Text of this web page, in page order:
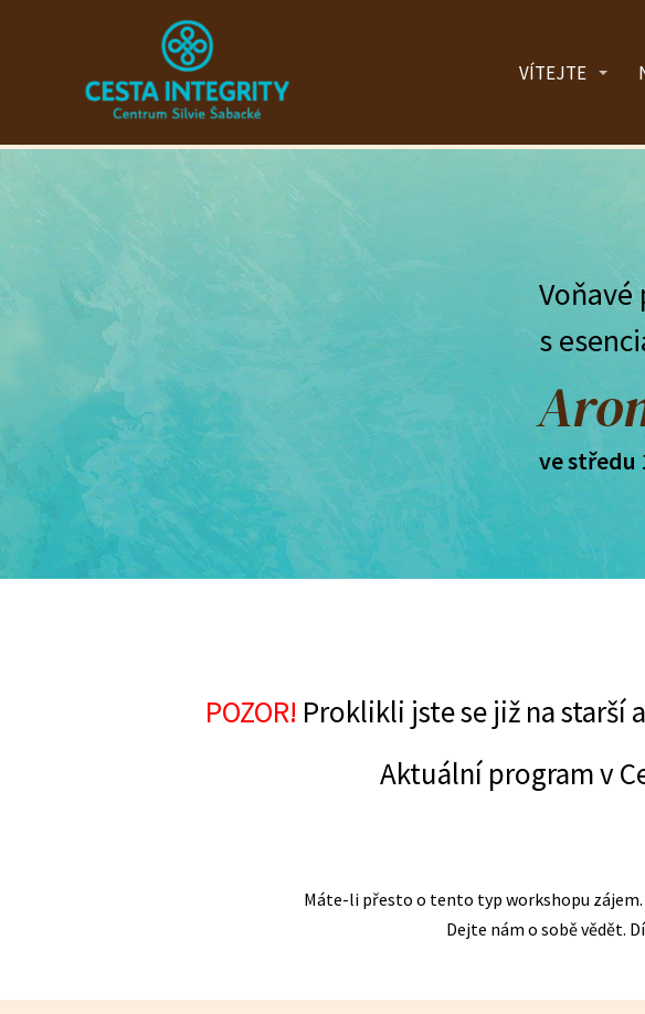
VÍTEJTE
Voňavé
s
ve středu
POZOR! Proklikli jste se již na
Aktuální program v
Máte-li přesto o tento typ workshopu
Dejte nám o sobě vědět.